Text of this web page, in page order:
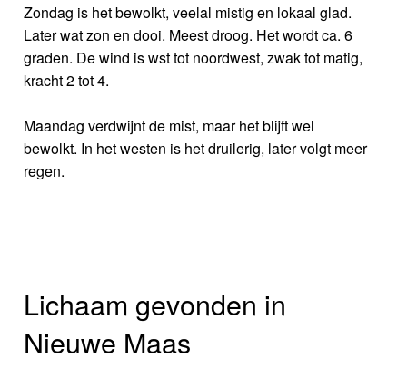
Zondag is het bewolkt, veelal mistig en lokaal glad.
Later wat zon en dooi. Meest droog. Het wordt ca. 6
graden. De wind is wst tot noordwest, zwak tot matig,
kracht 2 tot 4.
Maandag verdwijnt de mist, maar het blijft wel
bewolkt. In het westen is het druilerig, later volgt meer
regen.
Lichaam gevonden in
Nieuwe Maas